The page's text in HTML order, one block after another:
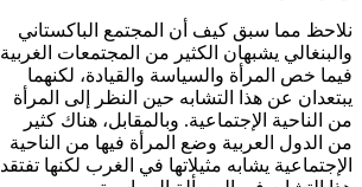
نلاحظ مما سبق كيف أن المجتمع الباكستاني
والبنغالي يشبهان الكثير من المجتمعات الغربية
فيما خص المرأة والسياسة والقيادة، لكنهما
يبتعدان عن هذا التشابه حين النظر إلى المرأة
من الناحية الإجتماعية. وبالمقابل، هناك كثير
من الدول العربية وضع المرأة فيها من الناحية
الإجتماعية يشابه مثيلاتها في الغرب لكنها تفتقد